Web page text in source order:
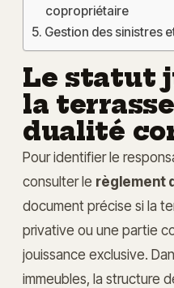
copropriétaire
Gestion des sinistres
Le statut
la
dualité
Pour identifier le
consulter le règlement
document précise si la
privative ou une partie
jouissance exclusive.
immeubles, la structure